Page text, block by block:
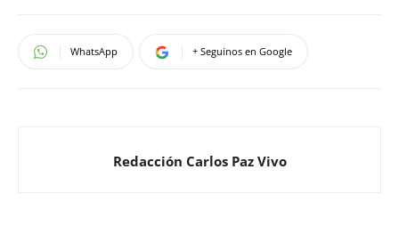
WhatsApp + Seguinos en Google
Redacción Carlos Paz Vivo